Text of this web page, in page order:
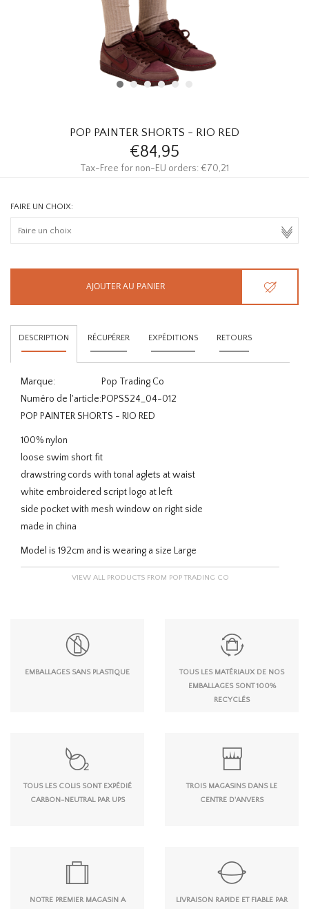
POP PAINTER SHORTS - RIO RED
€84,95
Tax-Free for non-EU orders: €70,21
FAIRE UN CHOIX:
AJOUTER AU PANIER
DESCRIPTION RÉCUPÉRER EXPÉDITIONS RETOURS
Marque:
Pop Trading Co
Numéro de l'article:POPSS24_04-012
POP PAINTER SHORTS - RIO RED
100% nylon
loose swim short fit
drawstring cords with tonal aglets at waist
white embroidered script logo at left
side pocket with mesh window on right side
made in china
Model is 192cm and is wearing a size Large
VIEW ALL PRODUCTS FROM POP TRADING CO
EMBALLAGES SANS PLASTIQUE
TOUS LES MATÉRIAUX DE NOS
EMBALLAGES SONT 100%
RECYCLÉS
TOUS LES COLIS SONT EXPÉDIÉ
CARBON-NEUTRAL PAR UPS
TROIS MAGASINS DANS LE
CENTRE D'ANVERS
NOTRE PREMIER MAGASIN A
LIVRAISON RAPIDE ET FIABLE PAR